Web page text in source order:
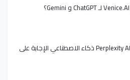
افضل أداة Perplexity AI ذكاء الاصطناعي الإجابة على